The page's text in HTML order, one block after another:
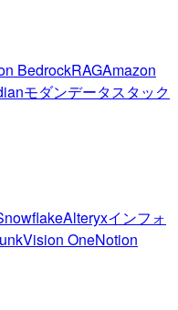
BedrockRAGAmazon
モダンデータスタック
Alteryxインフォ
Vision OneNotion